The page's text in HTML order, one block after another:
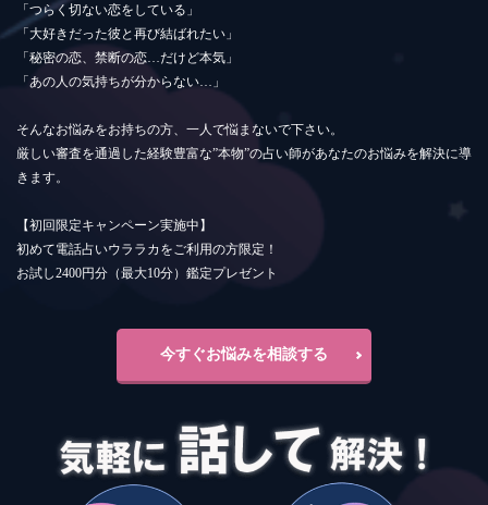
「つらく切ない恋をしている」
「大好きだった彼と再び結ばれたい」
「秘密の恋、禁断の恋…だけど本気」
「あの人の気持ちが分からない…」
そんなお悩みをお持ちの方、一人で悩まないで下さい。
厳しい審査を通過した経験豊富な”本物”の占い師があなたのお悩みを解決に導
きます。
【初回限定キャンペーン実施中】
初めて電話占いウララカをご利用の方限定！
お試し2400円分（最大10分）鑑定プレゼント
今すぐお悩みを相談する